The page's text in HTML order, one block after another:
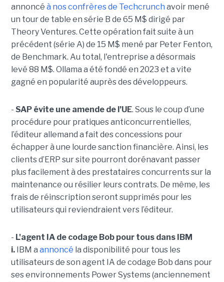
annoncé à nos confrères de Techcrunch avoir mené
un tour de table en série B de 65 M$ dirigé par
Theory Ventures. Cette opération fait suite à un
précédent (série A) de 15 M$ mené par Peter Fenton,
de Benchmark. Au total, l'entreprise a désormais
levé 88 M$. Ollama a été fondé en 2023 et a vite
gagné en popularité auprès des développeurs.
- SAP évite une amende de l’UE. Sous le coup d’une
procédure pour pratiques anticoncurrentielles,
l’éditeur allemand a fait des concessions pour
échapper à une lourde sanction financière. Ainsi, les
clients d’ERP sur site pourront dorénavant passer
plus facilement à des prestataires concurrents sur la
maintenance ou résilier leurs contrats. De même, les
frais de réinscription seront supprimés pour les
utilisateurs qui reviendraient vers l’éditeur.
- L'agent IA de codage Bob pour tous dans IBM
i.IBM a annoncé la disponibilité pour tous les
utilisateurs de son agent IA de codage Bob dans pour
ses environnements Power Systems (anciennement